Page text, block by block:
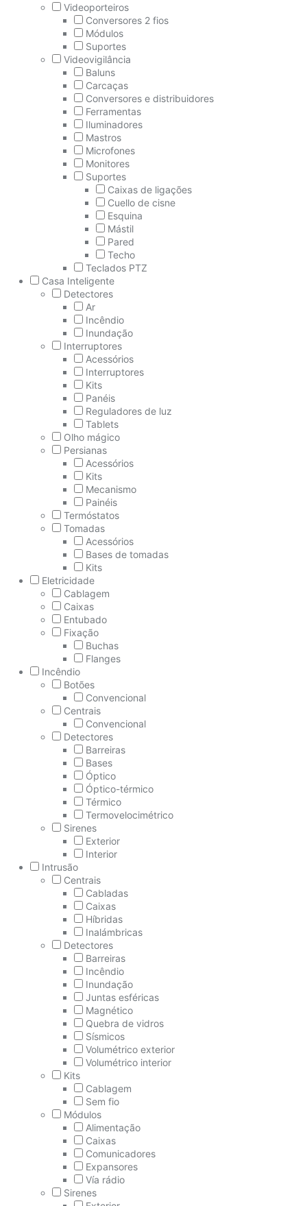
Videoporteiros
Conversores 2 fios
Módulos
Suportes
Videovigilância
Baluns
Carcaças
Conversores e distribuidores
Ferramentas
Iluminadores
Mastros
Microfones
Monitores
Suportes
Caixas de ligações
Cuello de cisne
Esquina
Mástil
Pared
Techo
Teclados PTZ
Casa Inteligente
Detectores
Ar
Incêndio
Inundação
Interruptores
Acessórios
Interruptores
Kits
Panéis
Reguladores de luz
Tablets
Olho mágico
Persianas
Acessórios
Kits
Mecanismo
Painéis
Termóstatos
Tomadas
Acessórios
Bases de tomadas
Kits
Eletricidade
Cablagem
Caixas
Entubado
Fixação
Buchas
Flanges
Incêndio
Botões
Convencional
Centrais
Convencional
Detectores
Barreiras
Bases
Óptico
Óptico-térmico
Térmico
Termovelocimétrico
Sirenes
Exterior
Interior
Intrusão
Centrais
Cabladas
Caixas
Híbridas
Inalámbricas
Detectores
Barreiras
Incêndio
Inundação
Juntas esféricas
Magnético
Quebra de vidros
Sísmicos
Volumétrico exterior
Volumétrico interior
Kits
Cablagem
Sem fio
Módulos
Alimentação
Caixas
Comunicadores
Expansores
Vía rádio
Sirenes